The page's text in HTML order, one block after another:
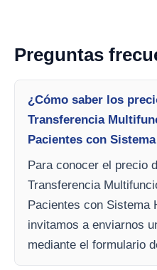
Preguntas
¿Cómo saber los
Transferencia
Pacientes con
Para conocer el precio
Transferencia
Pacientes con Sistema
invitamos a enviarnos
mediante el formulario